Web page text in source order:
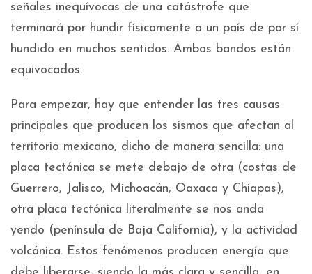
señales inequívocas de una catástrofe que
terminará por hundir físicamente a un país de por sí
hundido en muchos sentidos. Ambos bandos están
equivocados.
Para empezar, hay que entender las tres causas
principales que producen los sismos que afectan al
territorio mexicano, dicho de manera sencilla: una
placa tectónica se mete debajo de otra (costas de
Guerrero, Jalisco, Michoacán, Oaxaca y Chiapas),
otra placa tectónica literalmente se nos anda
yendo (península de Baja California), y la actividad
volcánica. Estos fenómenos producen energía que